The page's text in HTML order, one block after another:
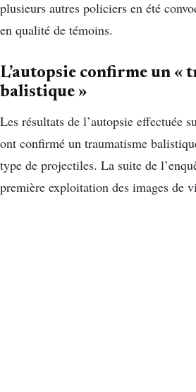
plusieurs autres policiers en été
en qualité de témoins.
L’autopsie confirme un «
balistique »
Les résultats de l’autopsie effectuée
ont confirmé un traumatisme
type de projectiles. La suite de
première exploitation des images de